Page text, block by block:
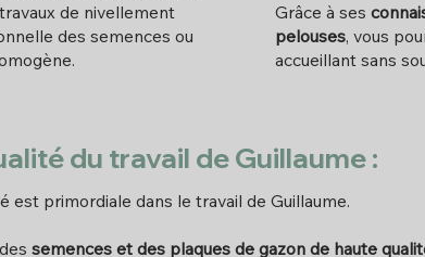
de nivellement
des semences ou
Grâce à ses
pelouses, vous
accueillant sans
est primordiale dans le travail de Guillaume.
semences et des plaques de gazon de haute
du travail de Guillaume :